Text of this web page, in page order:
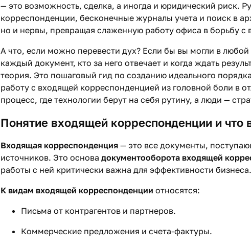
— это возможность, сделка, а иногда и юридический риск.
корреспонденции, бесконечные журналы учета и поиск в
но и нервы, превращая слаженную работу офиса в борьбу
А что, если можно перевести дух? Если бы вы могли в любой
каждый документ, кто за него отвечает и когда ждать
теория. Это пошаговый гид по созданию идеального
работу с входящей корреспонденцией из головной боли в
процесс, где технологии берут на себя рутину, а люди —
Понятие входящей корреспонденции и что
Входящая корреспонденция — это все документы,
источников. Это основа документооборота входящей
работы с ней критически важна для эффективности бизнеса.
К видам входящей корреспонденции относятся:
Письма от контрагентов и партнеров.
Коммерческие предложения и счета-фактуры.